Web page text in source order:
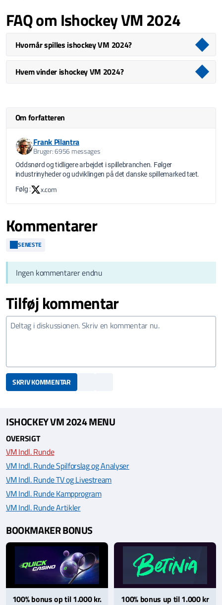
FAQ om Ishockey VM 2024
Hvornår spilles ishockey VM 2024?
Hvem vinder ishockey VM 2024?
Om forfatteren
Frank Pilantra
Bruger: 6956 messages
Oddsnørd og tidligere arbejdet i spillebranchen. Følger
industrinyheder og udviklingen på det danske spillemarked tæt.
Følg :
x.com
Kommentarer
SENESTE
Ingen kommentarer endnu
Tilføj kommentar
SKRIV KOMMENTAR
ISHOCKEY VM 2024 MENU
OVERSIGT
VM Indl. Runde
VM Indl. Runde Spilforslag og Analyser
VM Indl. Runde TV og Livestream
VM Indl. Runde Kampprogram
VM Indl. Runde Artikler
BOOKMAKER BONUS
100% bonus op til 1.000 kr. 100% bonus up til 1.000 kr